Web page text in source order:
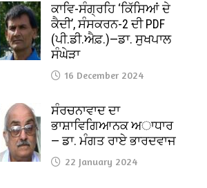
ਕਾਵਿ-ਸੰਗ੍ਰਹਿ ‘ਕਿੱਸਿਆਂ ਦੇ
ਕੈਦੀ’, ਸੰਸਕਰਨ-2 ਦੀ PDF
(ਪੀ.ਡੀ.ਐਫ਼.)—ਡਾ. ਸੁਖਪਾਲ
ਸੰਘੇੜਾ
16 December 2024
ਸੰਰਚਨਾਵਾਦ ਦਾ
ਭਾਸ਼ਾਵਿਗਿਆਨਕ ਅਾਧਾਰ
— ਡਾ. ਮੰਗਤ ਰਾਏ ਭਾਰਦਵਾਜ
22 January 2024